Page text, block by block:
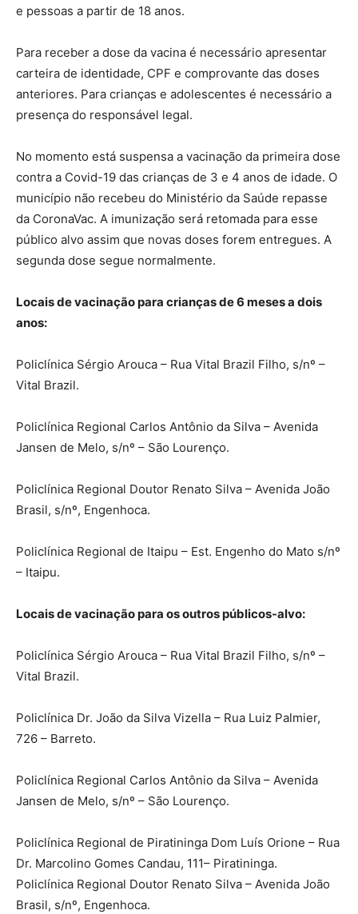
e pessoas a partir de 18 anos.
Para receber a dose da vacina é necessário apresentar
carteira de identidade, CPF e comprovante das doses
anteriores. Para crianças e adolescentes é necessário a
presença do responsável legal.
No momento está suspensa a vacinação da primeira dose
contra a Covid-19 das crianças de 3 e 4 anos de idade. O
município não recebeu do Ministério da Saúde repasse
da CoronaVac. A imunização será retomada para esse
público alvo assim que novas doses forem entregues. A
segunda dose segue normalmente.
Locais de vacinação para crianças de 6 meses a dois
anos:
Policlínica Sérgio Arouca – Rua Vital Brazil Filho, s/nº –
Vital Brazil.
Policlínica Regional Carlos Antônio da Silva – Avenida
Jansen de Melo, s/nº – São Lourenço.
Policlínica Regional Doutor Renato Silva – Avenida João
Brasil, s/nº, Engenhoca.
Policlínica Regional de Itaipu – Est. Engenho do Mato s/nº
– Itaipu.
Locais de vacinação para os outros públicos-alvo:
Policlínica Sérgio Arouca – Rua Vital Brazil Filho, s/nº –
Vital Brazil.
Policlínica Dr. João da Silva Vizella – Rua Luiz Palmier,
726 – Barreto.
Policlínica Regional Carlos Antônio da Silva – Avenida
Jansen de Melo, s/nº – São Lourenço.
Policlínica Regional de Piratininga Dom Luís Orione – Rua
Dr. Marcolino Gomes Candau, 111– Piratininga.
Policlínica Regional Doutor Renato Silva – Avenida João
Brasil, s/nº, Engenhoca.